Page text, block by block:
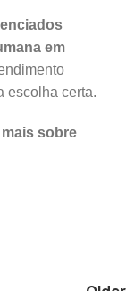
em
escolha certa.
sobre